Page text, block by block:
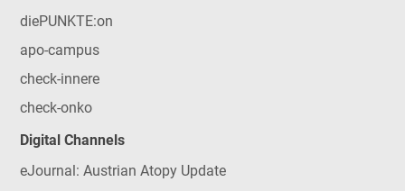
diePUNKTE:on
apo-campus
check-innere
check-onko
Digital Channels
eJournal: Austrian Atopy Update